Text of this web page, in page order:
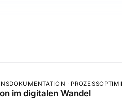
·
im digitalen Wandel